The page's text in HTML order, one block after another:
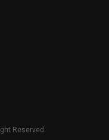
Reserved.